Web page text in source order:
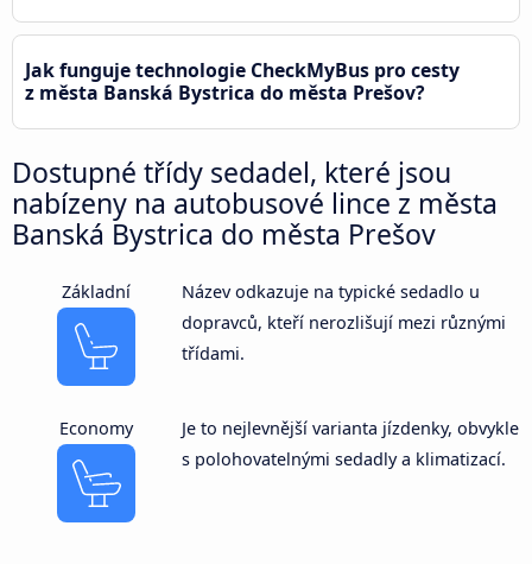
Jak funguje technologie CheckMyBus pro cesty
z města Banská Bystrica do města Prešov?
Dostupné třídy sedadel, které jsou
nabízeny na autobusové lince z města
Banská Bystrica do města Prešov
Základní
Název odkazuje na typické sedadlo u
dopravců, kteří nerozlišují mezi různými
třídami.
Economy
Je to nejlevnější varianta jízdenky, obvykle
s polohovatelnými sedadly a klimatizací.